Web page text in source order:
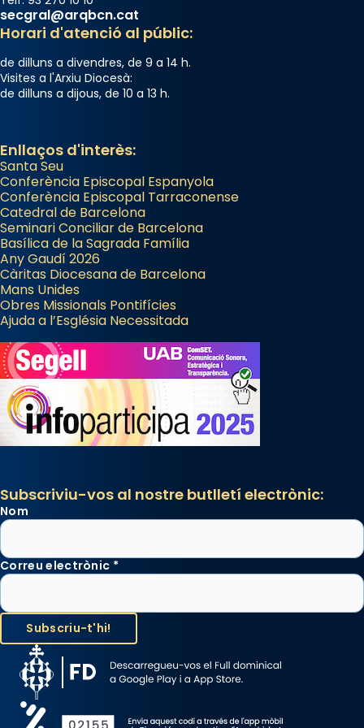
secgral@arqbcn.cat
Horari d'atenció al públic:
de dilluns a divendres, de 9 a 14 h.
Visites a l'Arxiu Diocesà:
de dilluns a dijous, de 10 a 13 h.
Enllaços d'interès:
Santa Seu
Conferència Episcopal Espanyola
Conferència Episcopal Tarraconense
Catedral de Barcelona
Seminari Conciliar de Barcelona
Basílica de la Sagrada Família
Any Gaudí 2026
Càritas Diocesana de Barcelona
Mans Unides
Obres Missionals Pontifícies
Ajuda a l’Església Necessitada
Subscriviu-vos al nostre butlletí electrònic:
Nom
Correu electrònic *